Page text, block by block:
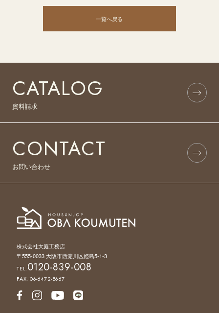
一覧へ戻る
CATALOG
資料請求
CONTACT
お問い合わせ
株式会社大庭工務店
〒555-0033 大阪市西淀川区姫島5-1-3
TEL.0120-839-008
FAX. 06-6472-5667